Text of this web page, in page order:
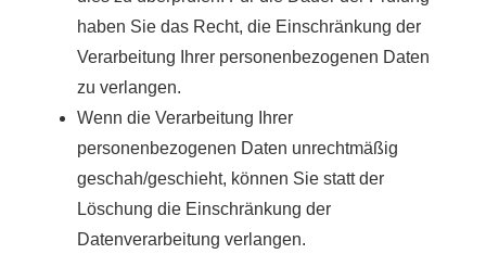
haben Sie das Recht, die Einschränkung der
Verarbeitung Ihrer personenbezogenen Daten
zu verlangen.
Wenn die Verarbeitung Ihrer
personenbezogenen Daten unrechtmäßig
geschah/geschieht, können Sie statt der
Löschung die Einschränkung der
Datenverarbeitung verlangen.